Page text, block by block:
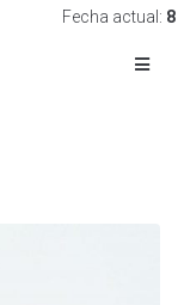
Fecha actual: